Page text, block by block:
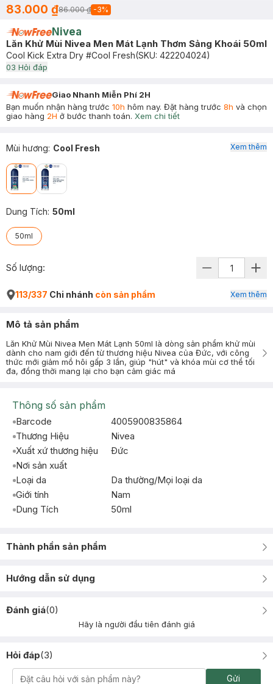
83.000 ₫86.000 ₫ -3%
Nivea
Lăn Khử Mùi Nivea Men Mát Lạnh Thơm Sảng Khoái 50ml
Cool Kick Extra Dry #Cool Fresh(SKU: 422204024)
03 Hỏi đáp
Giao Nhanh Miễn Phí 2H
Bạn muốn nhận hàng trước 10h hôm nay. Đặt hàng trước 8h và chọn
giao hàng 2H ở bước thanh toán. Xem chi tiết
Mùi hương: Cool Fresh
Dung Tích: 50ml
50ml
Xem thêm
Số lượng:
113/337 Chi nhánh còn sản phẩm Xem thêm
Mô tả sản phẩm
Lăn Khử Mùi Nivea Men Mát Lạnh 50ml là dòng sản phẩm khử mùi
dành cho nam giới đến từ thương hiệu Nivea của Đức, với công
thức mới giảm mồ hôi gấp 3 lần, giúp "hút" và khóa mùi cơ thể tối
đa, đồng thời mang lại cho bạn cảm giác má
Thông số sản phẩm
Barcode
4005900835864
Thương Hiệu
Nivea
Xuất xứ thương hiệu
Ðức
Nơi sản xuất
Loại da
Da thường/Mọi loại da
Giới tính
Nam
Dung Tích
50ml
Thành phần sản phẩm
Hướng dẫn sử dụng
Đánh giá(0)
Hãy là người đầu tiên đánh giá
Hỏi đáp(3)
Gửi